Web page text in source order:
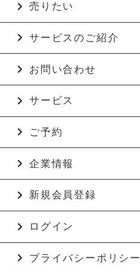
売りたい
サービスのご紹介
お問い合わせ
サービス
ご予約
企業情報
新規会員登録
ログイン
プライバシーポリシー